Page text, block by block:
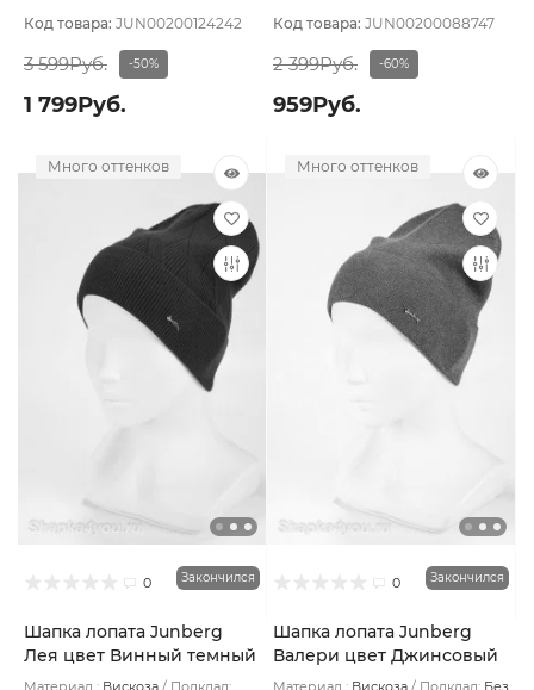
Код товара: JUN00200124242
3 599Руб. -50%
1 799Руб.
Код товара: JUN00200088747
2 399Руб. -60%
959Руб.
Много оттенков
0 Закончился
Шапка лопата Junberg
Лея цвет Винный темный
Материал : Вискоза Подклад:
Много оттенков
0 Закончился
Шапка лопата Junberg
Валери цвет Джинсовый
Материал : Вискоза Подклад: Без